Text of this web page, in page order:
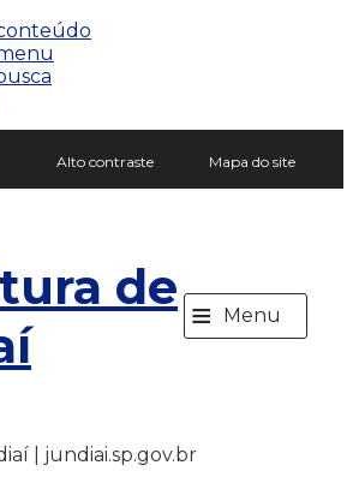
Alto contraste Mapa do site
de ≡ Menu
| jundiai.sp.gov.br